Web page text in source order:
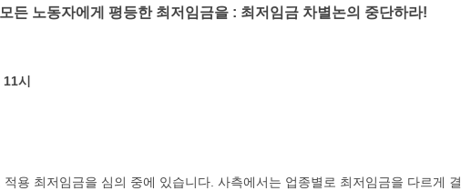
든 노동자에게 평등한 최저임금을 : 최저임금 차별논의 중단하라!
시
용 최저임금을 심의 중에 있습니다. 사측에서는 업종별로 최저임금을 다르게 결